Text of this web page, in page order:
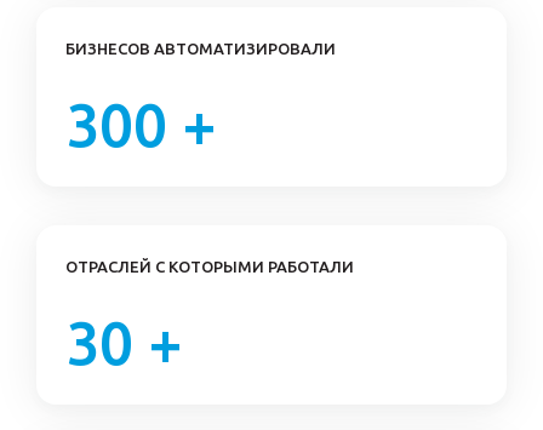
БИЗНЕСОВ АВТОМАТИЗИРОВАЛИ
300 +
ОТРАСЛЕЙ С КОТОРЫМИ РАБОТАЛИ
30 +